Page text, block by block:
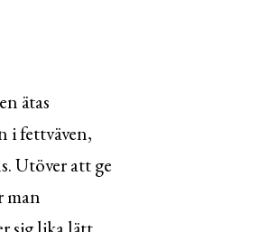
ätas
i fettväven,
Utöver att ge
man